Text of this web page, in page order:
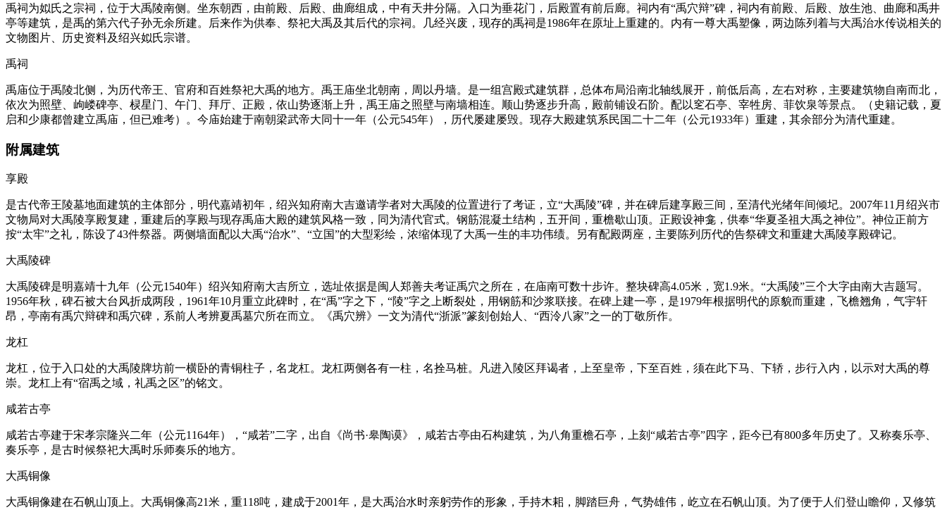
禹祠为姒氏之宗祠，位于大禹陵南侧。坐东朝西，由前殿、后殿、曲廊组成，中有天井分隔。入口为垂花门，后殿置有前后廊。祠内有“禹穴辩”碑，祠内有前殿、后殿、放生池、曲廊和禹井
亭等建筑，是禹的第六代子孙无余所建。后来作为供奉、祭祀大禹及其后代的宗祠。几经兴废，现存的禹祠是1986年在原址上重建的。内有一尊大禹塑像，两边陈列着与大禹治水传说相关的
文物图片、历史资料及绍兴姒氏宗谱。
禹祠
禹庙位于禹陵北侧，为历代帝王、官府和百姓祭祀大禹的地方。禹王庙坐北朝南，周以丹墙。是一组宫殿式建筑群，总体布局沿南北轴线展开，前低后高，左右对称，主要建筑物自南而北，
依次为照壁、岣嵝碑亭、棂星门、午门、拜厅、正殿，依山势逐渐上升，禹王庙之照壁与南墙相连。顺山势逐步升高，殿前铺设石阶。配以窆石亭、宰牲房、菲饮泉等景点。（史籍记载，夏
启和少康都曾建立禹庙，但已难考）。今庙始建于南朝梁武帝大同十一年（公元545年），历代屡建屡毁。现存大殿建筑系民国二十二年（公元1933年）重建，其余部分为清代重建。
附属建筑
享殿
是古代帝王陵墓地面建筑的主体部分，明代嘉靖初年，绍兴知府南大吉邀请学者对大禹陵的位置进行了考证，立“大禹陵”碑，并在碑后建享殿三间，至清代光绪年间倾圮。2007年11月绍兴市
文物局对大禹陵享殿复建，重建后的享殿与现存禹庙大殿的建筑风格一致，同为清代官式。钢筋混凝土结构，五开间，重檐歇山顶。正殿设神龛，供奉“华夏圣祖大禹之神位”。神位正前方
按“太牢”之礼，陈设了43件祭器。两侧墙面配以大禹“治水”、“立国”的大型彩绘，浓缩体现了大禹一生的丰功伟绩。另有配殿两座，主要陈列历代的告祭碑文和重建大禹陵享殿碑记。
大禹陵碑
大禹陵碑是明嘉靖十九年（公元1540年）绍兴知府南大吉所立，选址依据是闽人郑善夫考证禹穴之所在，在庙南可数十步许。整块碑高4.05米，宽1.9米。“大禹陵”三个大字由南大吉题写。
1956年秋，碑石被大台风折成两段，1961年10月重立此碑时，在“禹”字之下，“陵”字之上断裂处，用钢筋和沙浆联接。在碑上建一亭，是1979年根据明代的原貌而重建，飞檐翘角，气宇轩
昂，亭南有禹穴辩碑和禹穴碑，系前人考辨夏禹墓穴所在而立。《禹穴辨》一文为清代“浙派”篆刻创始人、“西泠八家”之一的丁敬所作。
龙杠
龙杠，位于入口处的大禹陵牌坊前一横卧的青铜柱子，名龙杠。龙杠两侧各有一柱，名拴马桩。凡进入陵区拜谒者，上至皇帝，下至百姓，须在此下马、下轿，步行入内，以示对大禹的尊
崇。龙杠上有“宿禹之域，礼禹之区”的铭文。
咸若古亭
咸若古亭建于宋孝宗隆兴二年（公元1164年），“咸若”二字，出自《尚书·皋陶谟》，咸若古亭由石构建筑，为八角重檐石亭，上刻“咸若古亭”四字，距今已有800多年历史了。又称奏乐亭、
奏乐亭，是古时候祭祀大禹时乐师奏乐的地方。
大禹铜像
大禹铜像建在石帆山顶上。大禹铜像高21米，重118吨，建成于2001年，是大禹治水时亲躬劳作的形象，手持木耜，脚踏巨舟，气势雄伟，屹立在石帆山顶。为了便于人们登山瞻仰，又修筑